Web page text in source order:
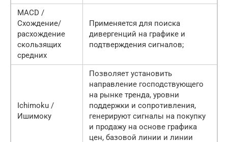
MACD /
Схождение/
расхождение
скользящих
средних
Применяется для поиска
дивергенций на графике и
подтверждения сигналов;
Ichimoku /
Ишимоку
Позволяет установить
направление господствующего
на рынке тренда, уровни
поддержки и сопротивления,
генерируют сигналы на покупку
и продажу на основе графика
цен, базовой линии и линии